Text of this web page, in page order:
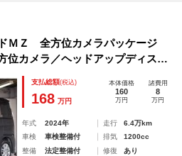
ＭＺ 全方位カメラパッケージ
位カメラ／ヘッドアップディスプ
純正アルミ／ＬＥＤヘッドライト
ースライドドア／レーダークルー
支払総額(税込)
168 万円
本体価格
160
万円
諸費用
8
万円
年式 2024年 走行
6.4万km
車検
車検整備付 排気
1200cc
整備
法定整備付 修復
あり